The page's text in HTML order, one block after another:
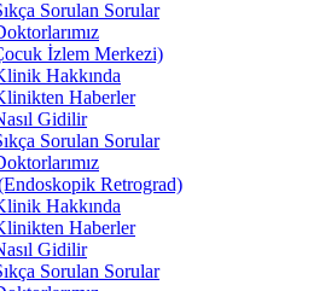
Sorulan Sorular
İzlem Merkezi)
Hakkında
Haberler
Gidilir
Sorulan Sorular
Retrograd)
Hakkında
Haberler
Gidilir
Sorulan Sorular